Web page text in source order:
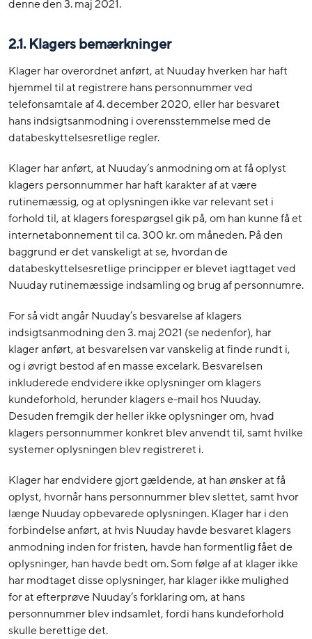
denne den 3. maj 2021.
2.1. Klagers bemærkninger
Klager har overordnet anført, at Nuuday hverken har haft
hjemmel til at registrere hans personnummer ved
telefonsamtale af 4. december 2020, eller har besvaret
hans indsigtsanmodning i overensstemmelse med de
databeskyttelsesretlige regler.
Klager har anført, at Nuuday’s anmodning om at få oplyst
klagers personnummer har haft karakter af at være
rutinemæssig, og at oplysningen ikke var relevant set i
forhold til, at klagers forespørgsel gik på, om han kunne få et
internetabonnement til ca. 300 kr. om måneden. På den
baggrund er det vanskeligt at se, hvordan de
databeskyttelsesretlige principper er blevet iagttaget ved
Nuuday rutinemæssige indsamling og brug af personnumre.
For så vidt angår Nuuday’s besvarelse af klagers
indsigtsanmodning den 3. maj 2021 (se nedenfor), har
klager anført, at besvarelsen var vanskelig at finde rundt i,
og i øvrigt bestod af en masse excelark. Besvarelsen
inkluderede endvidere ikke oplysninger om klagers
kundeforhold, herunder klagers e-mail hos Nuuday.
Desuden fremgik der heller ikke oplysninger om, hvad
klagers personnummer konkret blev anvendt til, samt hvilke
systemer oplysningen blev registreret i.
Klager har endvidere gjort gældende, at han ønsker at få
oplyst, hvornår hans personnummer blev slettet, samt hvor
længe Nuuday opbevarede oplysningen. Klager har i den
forbindelse anført, at hvis Nuuday havde besvaret klagers
anmodning inden for fristen, havde han formentlig fået de
oplysninger, han havde bedt om. Som følge af at klager ikke
har modtaget disse oplysninger, har klager ikke mulighed
for at efterprøve Nuuday’s forklaring om, at hans
personnummer blev indsamlet, fordi hans kundeforhold
skulle berettige det.